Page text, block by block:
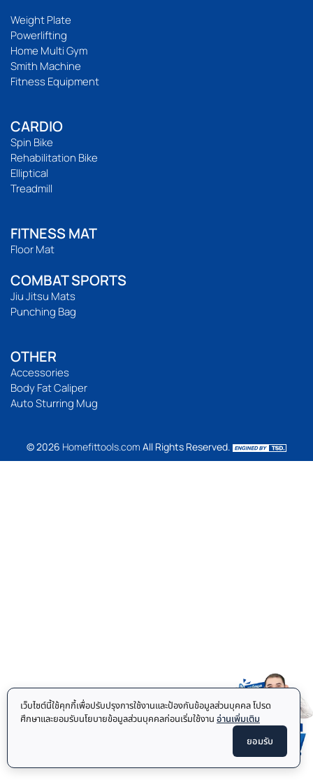
Weight Plate
Powerlifting
Home Multi Gym
Smith Machine
Fitness Equipment
CARDIO
Spin Bike
Rehabilitation Bike
Elliptical
Treadmill
FITNESS MAT
Floor Mat
COMBAT SPORTS
Jiu Jitsu Mats
Punching Bag
OTHER
Accessories
Body Fat Caliper
Auto Sturring Mug
© 2026 Homefittools.com All Rights Reserved.
เว็บไซต์นี้ใช้คุกกี้เพื่อปรับปรุงการใช้งานและป้องกันข้อมูลส่วนบุคคล โปรด
ศึกษาและยอมรับนโยบายข้อมูลส่วนบุคคลก่อนเริ่มใช้งาน อ่านเพิ่มเติม
ยอมรับ